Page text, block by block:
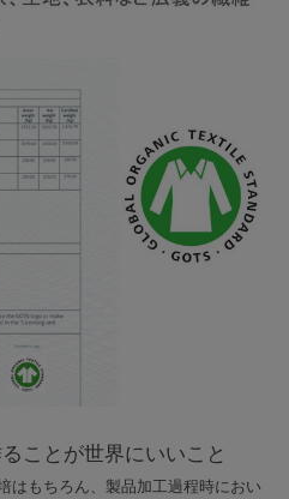
ことが世界にいいこと
はもちろん、製品加工過程時におい